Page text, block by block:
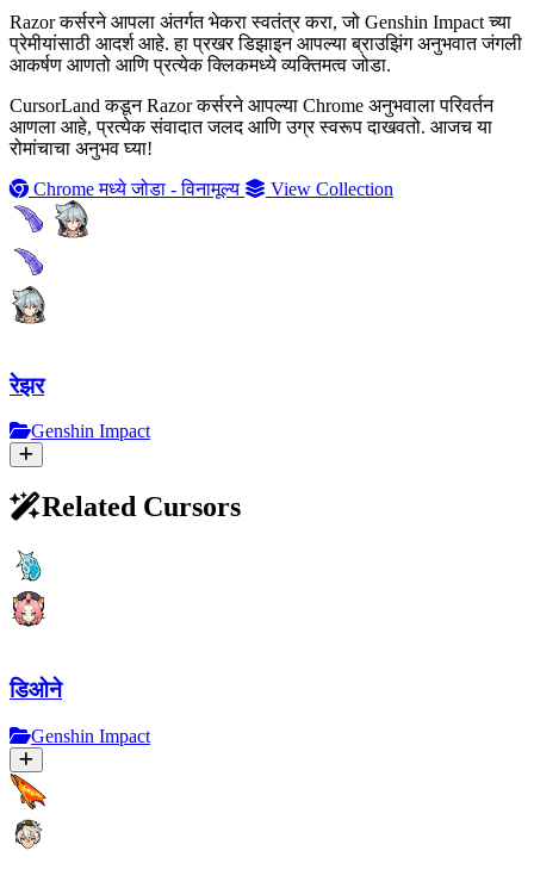
Razor कर्सरने आपला अंतर्गत भेकरा स्वतंत्र करा, जो Genshin Impact च्या
प्रेमीयांसाठी आदर्श आहे. हा प्रखर डिझाइन आपल्या ब्राउझिंग अनुभवात जंगली
आकर्षण आणतो आणि प्रत्येक क्लिकमध्ये व्यक्तिमत्व जोडा.
CursorLand कडून Razor कर्सरने आपल्या Chrome अनुभवाला परिवर्तन
आणला आहे, प्रत्येक संवादात जलद आणि उग्र स्वरूप दाखवतो. आजच या
रोमांचाचा अनुभव घ्या!
Chrome मध्ये जोडा - विनामूल्य
View Collection
रेझर
Genshin Impact
Related Cursors
डिओने
Genshin Impact